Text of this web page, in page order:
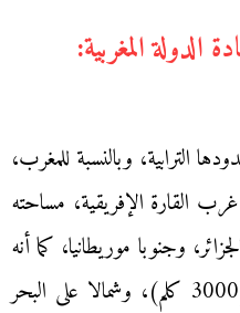
الترابية، وبالنسبة للمغرب،
غرب القارة الإفريقية، مساحته
شرقا الجزائر، وجنوبا موريطانيا، كما أنه
ينفتح غربا على المحيط الأطلنتي (3000 كلم)، وشمالا على البحر